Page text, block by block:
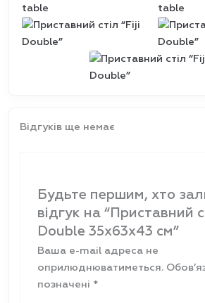
Відгуків ще немає
Будьте першим, хто
відгук на “Приставний
Double 35x63x43 см”
Ваша e-mail адреса не
оприлюднюватиметься.
позначені *